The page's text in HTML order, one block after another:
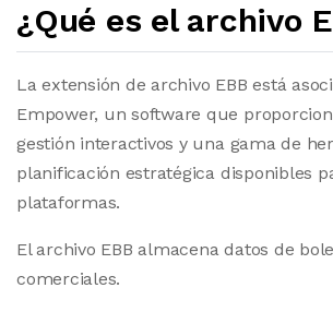
¿Qué es el archivo
La extensión de archivo EBB está
Empower, un software que
gestión interactivos y una gama de
planificación estratégica disponibles
plataformas.
El archivo EBB almacena datos de
comerciales.